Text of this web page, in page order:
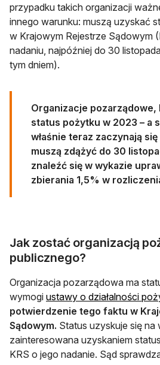
przypadku takich organizacji
innego warunku: muszą uzyskać
w Krajowym Rejestrze Sądowym
nadaniu, najpóźniej do 30
tym dniem).
Organizacje
status pożytku w 2023 – a
właśnie teraz zaczynają
muszą zdążyć do 30
znaleźć się w wykazie
zbierania 1,5% w
Jak zostać organizacją
publicznego?
Organizacja pozarządowa ma
wymogi ustawy o działalności
potwierdzenie tego faktu w
Sądowym. Status uzyskuje się na
zainteresowana uzyskaniem
KRS o jego nadanie. Sąd